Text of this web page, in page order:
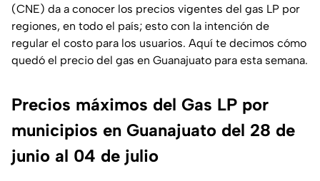
(CNE) da a conocer los precios vigentes del gas LP por
regiones, en todo el país; esto con la intención de
regular el costo para los usuarios. Aquí te decimos cómo
quedó el precio del gas en Guanajuato para esta semana.
Precios máximos del Gas LP por
municipios en Guanajuato del 28 de
junio al 04 de julio